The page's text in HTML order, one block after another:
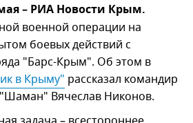
– РИА Новости Крым.
военной операции на
боевых действий с
"Барс-Крым". Об этом в
в Крыму" рассказал командир
Вячеслав Никонов.